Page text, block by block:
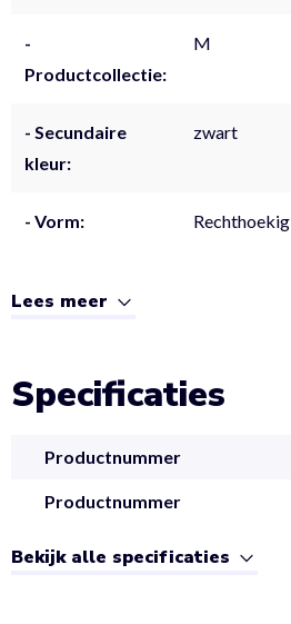
-
Productcollectie:
M
- Secundaire
kleur:
zwart
- Vorm: Rechthoekig
Lees meer
Specificaties
Productnummer
Productnummer
Bekijk alle specificaties